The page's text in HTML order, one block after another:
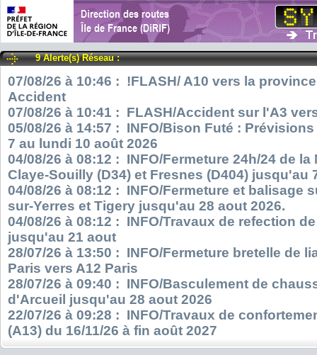
9 Alerte(s) Réseau :
07/08/26 à 10:46 : !FLASH/ A10 vers la
Accident
07/08/26 à 10:41 : FLASH/Accident sur l'A3
05/08/26 à 14:57 : INFO/Bison Futé :
7 au lundi 10 août 2026
04/08/26 à 08:12 : INFO/Fermeture 24h/24 de
Claye-Souilly (D34) et Fresnes (D404) jusqu'au
04/08/26 à 08:12 : INFO/Fermeture et balisage
sur-Yerres et Tigery jusqu'au 28 aout 2026.
04/08/26 à 08:12 : INFO/Travaux de refection
jusqu'au 21 aout
28/07/26 à 13:50 : INFO/Fermeture bretelle de
Paris vers A12 Paris
28/07/26 à 09:40 : INFO/Basculement de
d'Arcueil jusqu'au 28 aout 2026
22/07/26 à 09:28 : INFO/Travaux de
(A13) du 16/11/26 à fin août 2027